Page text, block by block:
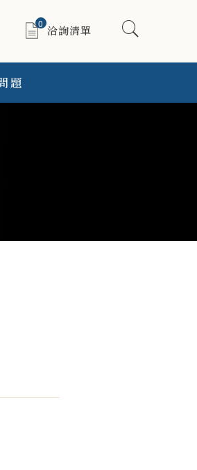
0
洽詢清單
題